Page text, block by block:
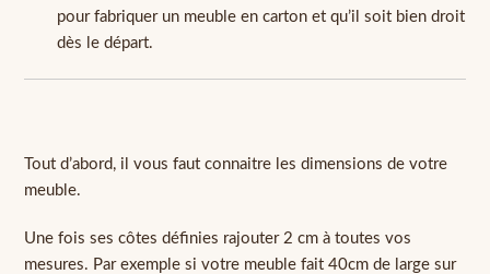
pour fabriquer un meuble en carton et qu’il soit bien droit
dès le départ.
Tout d’abord, il vous faut connaitre les dimensions de votre
meuble.
Une fois ses côtes définies rajouter 2 cm à toutes vos
mesures. Par exemple si votre meuble fait 40cm de large sur